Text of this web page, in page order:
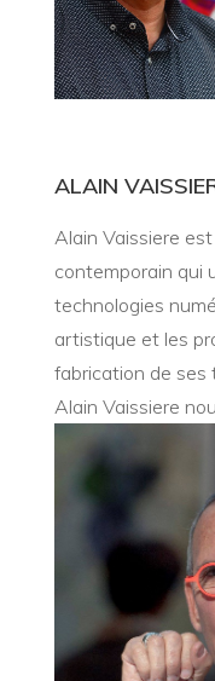
ALAIN
Alain Vaissiere
contemporain qui
technologies
artistique et les
fabrication de ses
Alain Vaissiere